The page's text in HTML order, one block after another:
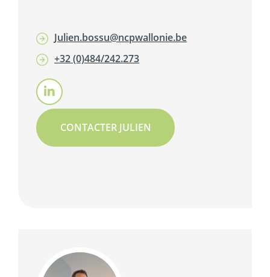
Julien.bossu@ncpwallonie.be
+32 (0)484/242.273
CONTACTER JULIEN